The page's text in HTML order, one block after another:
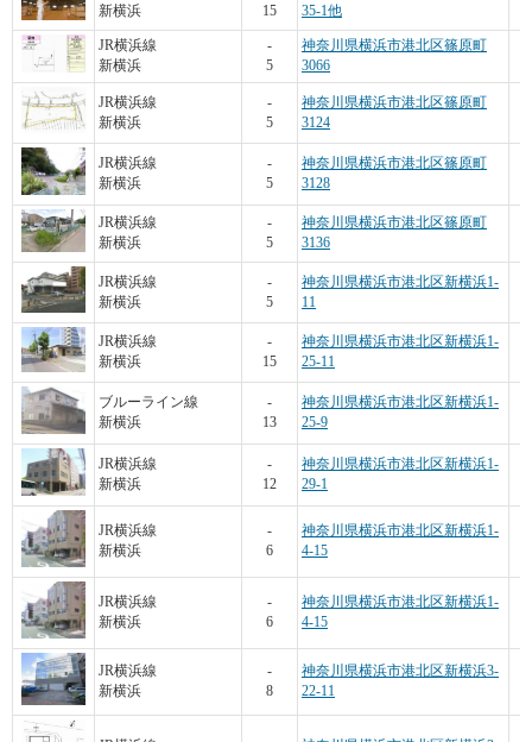
新横浜
15
35-1他
JR横浜線
新横浜
-
5
神奈川県横浜市港北区篠原町
3066
JR横浜線
新横浜
-
5
神奈川県横浜市港北区篠原町
3124
JR横浜線
新横浜
-
5
神奈川県横浜市港北区篠原町
3128
JR横浜線
新横浜
-
5
神奈川県横浜市港北区篠原町
3136
JR横浜線
新横浜
-
5
神奈川県横浜市港北区新横浜1-
11
JR横浜線
新横浜
-
15
神奈川県横浜市港北区新横浜1-
25-11
ブルーライン線
新横浜
-
13
神奈川県横浜市港北区新横浜1-
25-9
JR横浜線
新横浜
-
12
神奈川県横浜市港北区新横浜1-
29-1
JR横浜線
新横浜
-
6
神奈川県横浜市港北区新横浜1-
4-15
JR横浜線
新横浜
-
6
神奈川県横浜市港北区新横浜1-
4-15
JR横浜線
新横浜
-
8
神奈川県横浜市港北区新横浜3-
22-11